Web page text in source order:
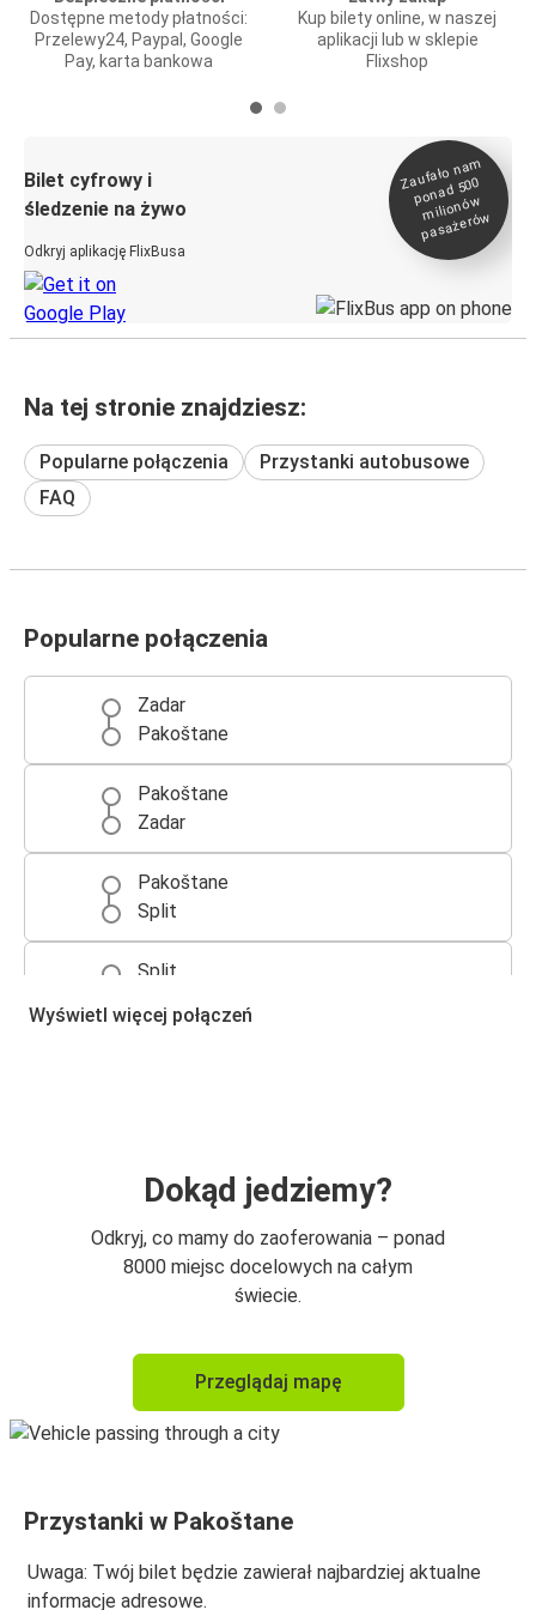
Dostępne metody płatności:
Przelewy24, Paypal, Google
Pay, karta bankowa
Kup bilety online, w naszej
aplikacji lub w sklepie
Flixshop
Bilet cyfrowy i
śledzenie na żywo
Odkryj aplikację FlixBusa
Zaufało na
m
ponad 500
milionó
w
pasażeró
w
Na tej stronie znajdziesz:
Popularne połączenia
Przystanki autobusowe
FAQ
Popularne połączenia
Zadar
Pakoštane
Pakoštane
Zadar
Pakoštane
Split
Split
Biograd
Wyświetl więcej połączeń
Dokąd jedziemy?
Odkryj, co mamy do zaoferowania – ponad
8000 miejsc docelowych na całym
świecie.
Przeglądaj mapę
Przystanki w Pakoštane
Uwaga: Twój bilet będzie zawierał najbardziej aktualne
informacje adresowe.